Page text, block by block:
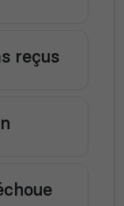
reçus